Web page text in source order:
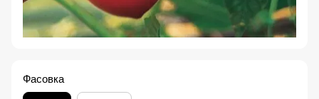
Фасовка